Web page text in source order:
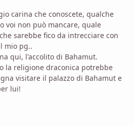
carina che conoscete, qualche
voi non può mancare, quale
sarebbe fico da intrecciare con
mio pg..
qui, l'accolito di Bahamut.
la religione draconica potrebbe
visitare il palazzo di Bahamut e
lui!